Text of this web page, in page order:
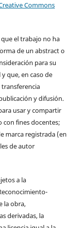
Commons
el trabajo no ha
de un abstract o
para su
que, en caso de
y difusión.
usar y compartir
con fines docentes;
marca registrada (en
de autor
a la
la obra,
derivadas, la